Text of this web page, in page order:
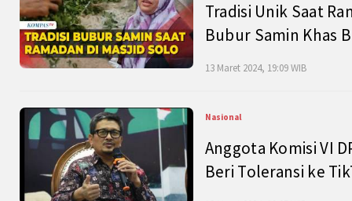
Tradisi Unik Saat
Bubur Samin Khas
13 Maret 2024, 19:09 WIB
Nasional
Anggota Komisi VI
Beri Toleransi ke